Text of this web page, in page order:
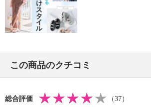
この商品のクチコミ
総合評価 （37）